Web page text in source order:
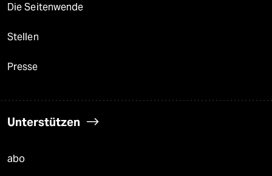
Die Seitenwende
Stellen
Presse
Unterstützen
abo